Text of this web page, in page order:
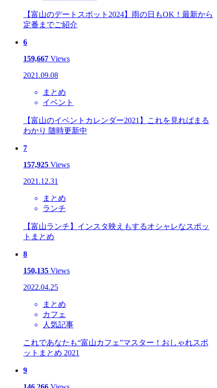
【富山のデートスポット2024】雨の日もOK！最新から
定番までご紹介
6
159,667 Views
2021.09.08
まとめ
イベント
【富山のイベントカレンダー2021】これを見ればまる
わかり 随時更新中
7
157,925 Views
2021.12.31
まとめ
ランチ
【富山ランチ】インスタ映えもするオシャレなスポッ
トまとめ
8
150,135 Views
2022.04.25
まとめ
カフェ
人気記事
これであなたも“富山カフェ”マスター！おしゃれスポ
ットまとめ 2021
9